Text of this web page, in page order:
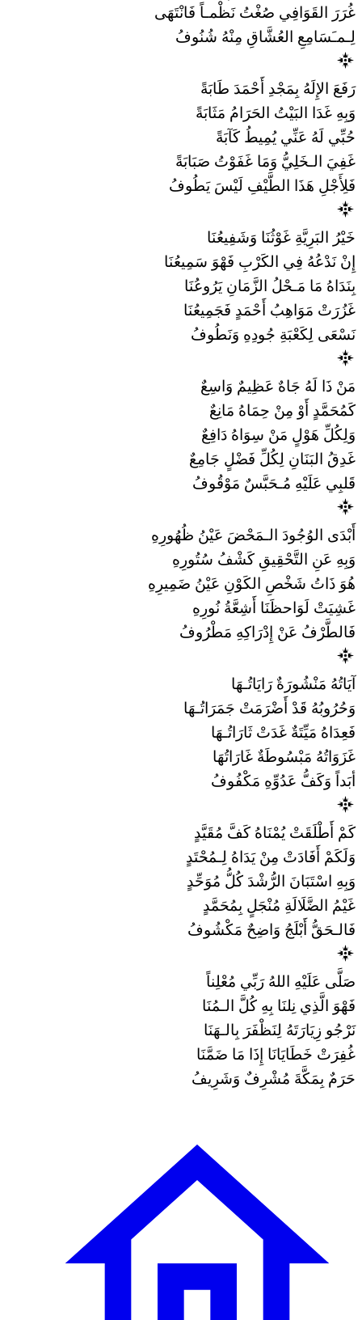
غُرَرَ القَوَافِي صُغْتُ نَظْمـاً فَانْتَهَى
لِـمـَسَامِعِ العُشَّاقِ مِنْهُ شُنُوفُ
رَفَعَ الإِلَهُ بِمَجْدِ أَحْمَدَ طَابَةً
وَبِهِ غَدَا البَيْتُ الحَرَامُ مَثَابَةً
حُبِّي لَهُ عَنِّي يُمِيطُ كَآبَةً
غَفِيَ الـخَلِيُّ وَمَا غَفَوْتُ صَبَابَةً
فَلِأَجْلِ هَذَا الطَّيْفِ لَيْسَ يَطُوفُ
خَيْرُ البَرِيَّةِ غَوْثُنَا وَشَفِيعُنَا
إِنْ نَدْعُهُ فِي الكَرْبِ فَهْوَ سَمِيعُنَا
بِنَدَاهُ مَا مَـحْلُ الزَّمَانِ يَرُوعُنَا
غَزُرَتْ مَوَاهِبُ أَحْمَدٍ فَجَمِيعُنَا
نَسْعَى لِكَعْبَةِ جُودِهِ وَنَطُوفُ
مَنْ ذَا لَهُ جَاهٌ عَظِيمٌ وَاسِعٌ
كَمُحَمَّدٍ أَوْ مِنْ حِمَاهُ مَانِعٌ
وَلِكُلِّ هَوْلٍ مَنْ سِوَاهُ دَافِعٌ
غَدِقُ البَنَانِ لِكُلِّ فَضْلٍ جَامِعٌ
قَلبِي عَلَيْهِ مُـحَبَّسٌ مَوْقُوفُ
أَبْدَى الوُجُودَ الـمَحْضَ عَيْنُ ظُهُورِهِ
وَبِهِ عَنِ التَّحْقِيقِ كَشْفُ سُتُورِهِ
هُوَ ذَاتُ شَخْصِ الكَوْنِ عَيْنُ ضَمِيرِهِ
غَشِيَتْ لَوَاحظَنَا أَشِعَّةُ نُورِهِ
فَالطَّرْفُ عَنْ إِدْرَاكِهِ مَطْرُوفُ
آيَاتُهُ مَنْشُورَةٌ رَايَاتُـهَا
وَحُرُوبُهُ قَدْ أَضْرَمَتْ جَمَرَاتُـهَا
فَعِدَاهُ مَيِّتَةٌ غَدَتْ ثَارَاتُـهَا
غَزَوَاتُهُ مَبْسُوطَةٌ غَارَاتُهَا
أبَداً وَكَفُّ عَدُوِّهِ مَكْفُوفُ
كَمْ أَطْلَقَتْ يُمْنَاهُ كَفَّ مُقَيَّدٍ
وَلَكَمْ أَفَادَتْ مِنْ يَدَاهُ لِـمُحْتَدٍ
وَبِهِ اسْتَبَانَ الرُّشْدَ كُلُّ مُوَحِّدٍ
غَيْمُ الضَّلَالَةِ مُنْجَلٍ بِمُحَمَّدٍ
فَالـحَقُّ أَبْلَجُ وَاضِحٌ مَكْشُوفُ
صَلَّى عَلَيْهِ اللهُ رَبِّي مُعْلِناً
فَهْوَ الَّذِي نِلنَا بِهِ كُلَّ الـمُنَا
نَرْجُو زِيَارَتَهُ لِنَظْفَرَ بِالـهَنَا
غُفِرَتْ خَطَايَانَا إِذَا مَا ضَمَّنَا
حَرَمٌ بِمَكَّةَ مُشْرِفٌ وَشَرِيفُ